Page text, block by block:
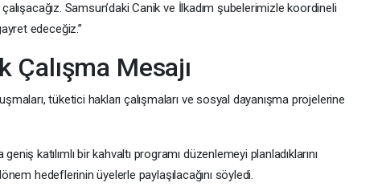
Samsun’daki Canik ve İlkadım şubelerimizle koordineli
edeceğiz.”
Mesajı
tüketici hakları çalışmaları ve sosyal dayanışma projelerine
katılımlı bir kahvaltı programı düzenlemeyi planladıklarını
hedeflerinin üyelerle paylaşılacağını söyledi.